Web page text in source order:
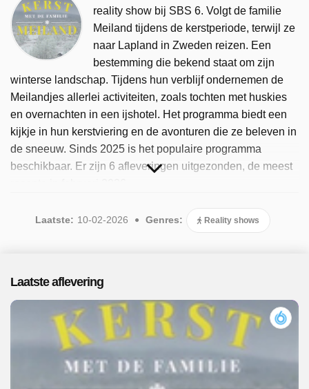
reality show bij SBS 6. Volgt de familie
Meiland tijdens de kerstperiode, terwijl ze
naar Lapland in Zweden reizen. Een
bestemming die bekend staat om zijn
winterse landschap. Tijdens hun verblijf ondernemen de
Meilandjes allerlei activiteiten, zoals tochten met huskies
en overnachten in een ijshotel. Het programma biedt een
kijkje in hun kerstviering en de avonturen die ze beleven in
de sneeuw. Sinds 2025 is het populaire programma
beschikbaar. Er zijn 6 afleveringen uitgezonden, de meest
Laatste: 10-02-2026 Genres: Reality shows
Laatste aflevering